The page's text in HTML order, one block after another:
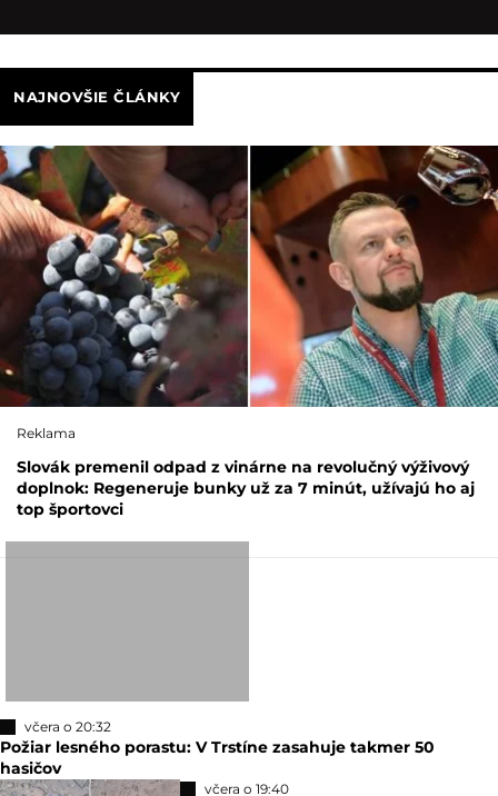
NAJNOVŠIE ČLÁNKY
Reklama
Slovák premenil odpad z vinárne na revolučný výživový
doplnok: Regeneruje bunky už za 7 minút, užívajú ho aj
top športovci
včera o 20:32
Požiar lesného porastu: V Trstíne zasahuje takmer 50
hasičov
včera o 19:40